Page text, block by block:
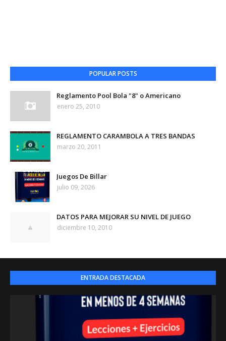
POPULAR POSTS
Reglamento Pool Bola "8" o Americano
enero 25, 2010
REGLAMENTO CARAMBOLA A TRES BANDAS
marzo 20, 2011
Juegos De Billar
julio 09, 2026
DATOS PARA MEJORAR SU NIVEL DE JUEGO
diciembre 10, 2010
ENTRADA DESTACADA